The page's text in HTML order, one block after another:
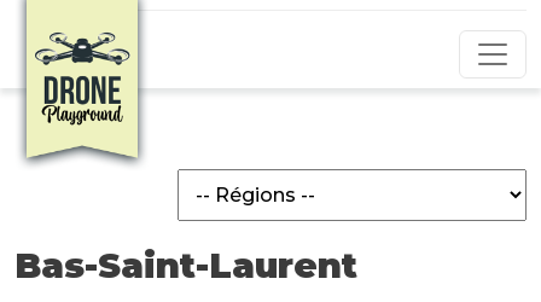
Aller au contenu principal
Bas-Saint-Laurent